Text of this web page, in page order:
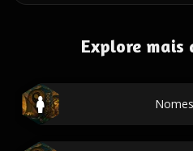
Explore mais